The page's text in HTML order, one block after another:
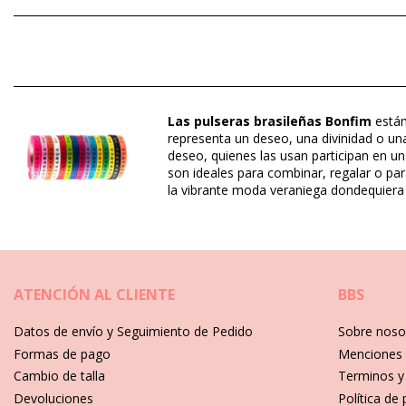
Incluye: 1 x Cintas de Bonfim (Otros accesorios no incluidos.)
HS CODE (Código aduanero): 5806.32.1070
SKU: 19550000110
EAN: Talla única (7899918514852)
Referencia del proveedor: H-AZUL-TURQUESA-BANDEIRA-
¿Cómo cuidar tus joyas en verano?
tus joyas merecen una buena atención durante todo el año, pero
sobrevivan a la calurosa temporada de verano!
1) Disfrute de hermosas joyas de verano en la playa, pero antes
preciosos. También puede destruir el acabado fino de las piedras
Las pulseras brasileñas Bonfim
representa un deseo, una divinidad o
deseo, quienes las usan participan en
son ideales para combinar, regalar o
la vibrante moda veraniega
ATENCIÓN AL CLIENTE
Datos de envío y Seguimiento de Pedido
Formas de pago
Cambio de talla
Devoluciones
BBS
Sobre
Menciones
Terminos
Política de